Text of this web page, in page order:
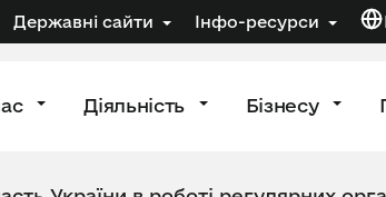
Державні сайти Інфо-ресурси
Діяльність Бізнесу